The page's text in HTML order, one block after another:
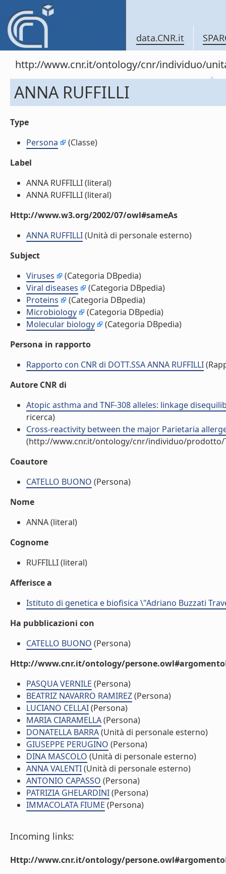
data.CNR.it
http://www.cnr.it/ontology/cnr/individuo/
ANNA RUFFILLI
Type
Persona
(Classe)
Label
ANNA RUFFILLI (literal)
ANNA RUFFILLI (literal)
Http://www.w3.org/2002/07/owl#sameAs
ANNA RUFFILLI(Unità di personale esterno)
Subject
Viruses
(Categoria DBpedia)
Viral diseases
(Categoria DBpedia)
Proteins
(Categoria DBpedia)
Microbiology
(Categoria DBpedia)
Molecular biology
(Categoria DBpedia)
Persona in rapporto
Rapporto con CNR di DOTT.SSA ANNA RUFFILLI
Autore CNR di
Atopic asthma and TNF-308 alleles: linkage
ricerca)
Cross-reactivity between the major Parietaria
(http://www.cnr.it/ontology/cnr/individuo/prodotto/
Coautore
CATELLO BUONO (Persona)
Nome
ANNA (literal)
Cognome
RUFFILLI (literal)
Afferisce a
Istituto di genetica e biofisica \"Adriano Buzzati
Ha pubblicazioni con
CATELLO BUONO (Persona)
Http://www.cnr.it/ontology/
PASQUA VERNILE (Persona)
BEATRIZ NAVARRO RAMIREZ(Persona)
LUCIANO CELLAI(Persona)
MARIA CIARAMELLA(Persona)
DONATELLA BARRA(Unità di personale esterno)
GIUSEPPE PERUGINO (Persona)
DINA MASCOLO (Unità di personale esterno)
ANNA VALENTI(Unità di personale esterno)
ANTONIO CAPASSO (Persona)
PATRIZIA GHELARDINI(Persona)
IMMACOLATA FIUME (Persona)
Incoming links:
Http://www.cnr.it/ontology/